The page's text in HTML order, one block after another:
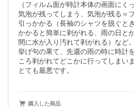
（フィルム面が時計本体の画面にく
気泡が残ってしまう、気泡が残る＝
引っかかる（長袖のシャツを脱ぐと
かかると簡単に剥がれる、雨の日と
間に水が入り汚れて剥がれる）など。
挙げ句の果て、先週の雨の時に時計
ころ剥がれてどこかに行ってしまいま
とても最悪です。
購入した商品